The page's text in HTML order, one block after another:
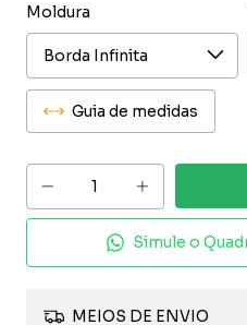
Moldura
Guia de medidas
Simule o
MEIOS DE ENVIO